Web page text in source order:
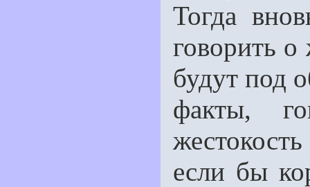
Тогда
говорить
будут под
факты,
если бы